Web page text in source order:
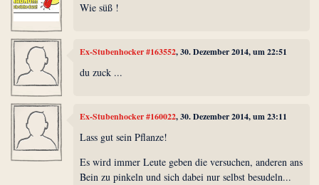
Wie süß !
Ex-Stubenhocker #163552, 30. Dezember 2014, um 22:51
du zuck ...
Ex-Stubenhocker #160022, 30. Dezember 2014, um 23:11
Lass gut sein Pflanze!
Es wird immer Leute geben die versuchen, anderen ans
Bein zu pinkeln und sich dabei nur selbst besudeln...